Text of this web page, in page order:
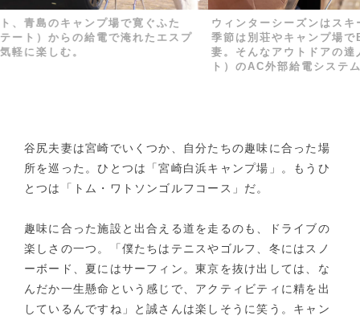
キャンプ場で寛ぐふた
らの給電で淹れたエスプ
しむ。
ウィンターシーズンはスキーやス
季節は別荘やキャンプ場でBBQな
妻。そんなアウトドアの達人でも
ト）のAC外部給電システムを体験
谷尻夫妻は宮崎でいくつか、自分たちの趣味に合った場
所を巡った。ひとつは「宮崎白浜キャンプ場」。もうひ
とつは「トム・ワトソンゴルフコース」だ。
趣味に合った施設と出合える道を走るのも、ドライブの
楽しさの一つ。「僕たちはテニスやゴルフ、冬にはスノ
ーボード、夏にはサーフィン。東京を抜け出しては、な
んだか一生懸命という感じで、アクティビティに精を出
しているんですね」と誠さんは楽しそうに笑う。キャン